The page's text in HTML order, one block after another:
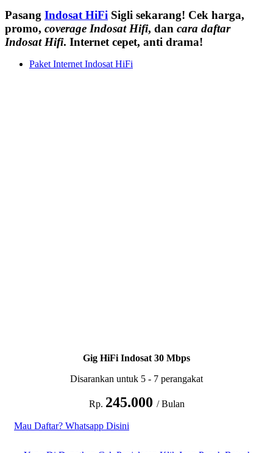
Pasang Indosat HiFi Sigli sekarang! Cek harga,
promo, coverage Indosat Hifi, dan cara daftar
Indosat Hifi. Internet cepet, anti drama!
Paket Internet Indosat HiFi
Gig HiFi Indosat 30 Mbps
Disarankan untuk 5 - 7 perangakat
Rp. 245.000 / Bulan
Mau Daftar? Whatsapp Disini